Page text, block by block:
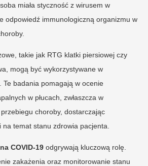
miała styczność z wirusem w
odpowiedź immunologiczną organizmu w
takie jak RTG klatki piersiowej czy
mogą być wykorzystywane w
Te badania pomagają w ocenie
w płucach, zwłaszcza w
choroby, dostarczając
temat stanu zdrowia pacjenta.
COVID-19 odgrywają kluczową rolę.
zakażenia oraz monitorowanie stanu